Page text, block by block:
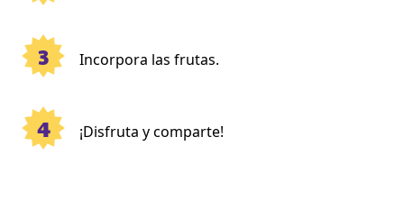
3 Incorpora las frutas.
4 ¡Disfruta y comparte!